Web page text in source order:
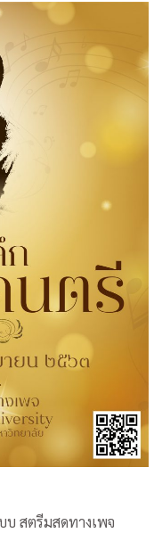
สตรีมสดทางเพจ